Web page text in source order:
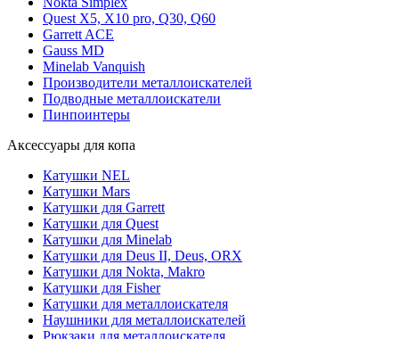
Quest X5, X10 pro, Q30, Q60
Garrett ACE
Gauss MD
Minelab Vanquish
Производители металлоискателей
Подводные металлоискатели
Пинпоинтеры
Аксессуары для копа
Катушки NEL
Катушки Mars
Катушки для Garrett
Катушки для Quest
Катушки для Minelab
Катушки для Deus II, Deus, ORX
Катушки для Nokta, Makro
Катушки для Fisher
Катушки для металлоискателя
Наушники для металлоискателей
Рюкзаки для металлоискателя